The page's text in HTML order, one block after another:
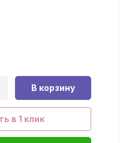
В корзину
в 1 клик